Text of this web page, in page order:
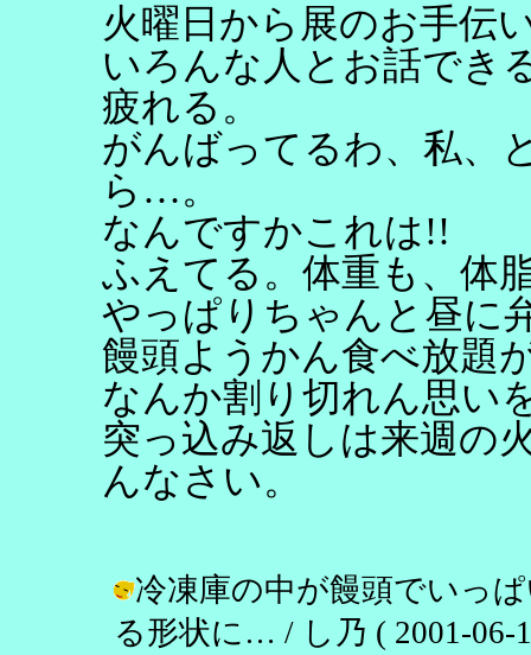
火曜日から展のお手伝
いろんな人とお話でき
疲れる。
がんばってるわ、私、
ら…。
なんですかこれは!!
ふえてる。体重も、体
やっぱりちゃんと昼に
饅頭ようかん食べ放題
なんか割り切れん思い
突っ込み返しは来週の
んなさい。
冷凍庫の中が饅頭でいっ
る形状に… / し乃 ( 2001-06-